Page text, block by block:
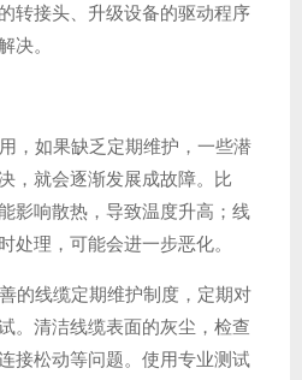
转接头、升级设备的驱动程序
决。
，如果缺乏定期维护，一些潜
，就会逐渐发展成故障。比
影响散热，导致温度升高；线
处理，可能会进一步恶化。
的线缆定期维护制度，定期对
。清洁线缆表面的灰尘，检查
接松动等问题。使用专业测试